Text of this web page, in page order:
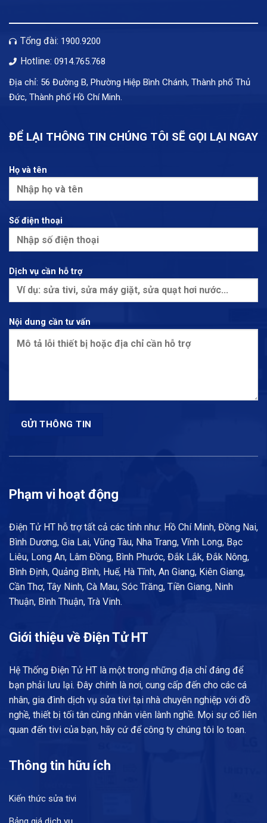
Tổng đài: 1900.9200
Hotline: 0914.765.768
Địa chỉ: 56 Đường B, Phường Hiệp Bình Chánh, Thành phố Thủ
Đức, Thành phố Hồ Chí Minh.
ĐỂ LẠI THÔNG TIN CHÚNG TÔI SẼ GỌI LẠI NGAY
Họ và tên
Số điện thoại
Dịch vụ cần hỗ trợ
Nội dung cần tư vấn
Phạm vi hoạt động
Điện Tử HT hỗ trợ tất cả các tỉnh như: Hồ Chí Minh, Đồng Nai,
Bình Dương, Gia Lai, Vũng Tàu, Nha Trang, Vĩnh Long, Bạc
Liêu, Long An, Lâm Đồng, Bình Phước, Đắk Lắk, Đắk Nông,
Bình Định, Quảng Bình, Huế, Hà Tĩnh, An Giang, Kiên Giang,
Cần Thơ, Tây Ninh, Cà Mau, Sóc Trăng, Tiền Giang, Ninh
Thuận, Bình Thuận, Trà Vinh.
Giới thiệu về Điện Tử HT
Hệ Thống Điện Tử HT là một trong những địa chỉ đáng để
bạn phải lưu lại. Đây chính là nơi, cung cấp đến cho các cá
nhân, gia đình dịch vụ sửa tivi tại nhà chuyên nghiệp với đồ
nghề, thiết bị tối tân cùng nhân viên lành nghề. Mọi sự cố liên
quan đến tivi của bạn, hãy cứ để công ty chúng tôi lo toan.
Thông tin hữu ích
Kiến thức sửa tivi